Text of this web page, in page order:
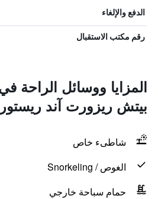
الدفع والإلغاء
رقم مكتب الاستقبال
المزايا ووسائل الراحة في
بيتش ريزورت آند
شاطىء خاص
الغوص / Snorkeling
حمام سباحة خارجي